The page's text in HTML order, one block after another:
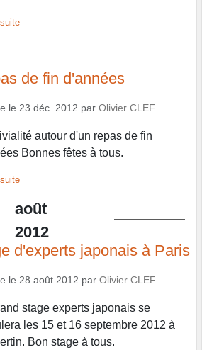
de fin d'années
le 23 déc. 2012 par Olivier CLEF
autour d'un repas de fin
Bonnes fêtes à tous.
août
2012
d'experts japonais à Paris
le 28 août 2012 par Olivier CLEF
stage experts japonais se
les 15 et 16 septembre 2012 à
Bon stage à tous.